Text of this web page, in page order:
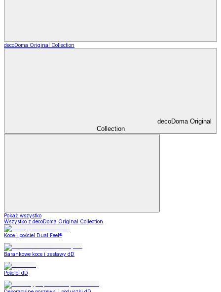
decoDoma Original Collection
decoDoma Original
Collection
Pokaż wszystko
Wszystko z decoDoma Original Collection
Koce i pościel Dual Feel®
Barankowe koce i zestawy dD
Pościel dD